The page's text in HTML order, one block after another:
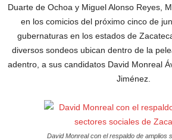
Duarte de Ochoa y Miguel Alonso Reyes,
en los comicios del próximo cinco de
gubernaturas en los estados de
diversos sondeos ubican dentro de la
adentro, a sus candidatos David Monreal
Jiménez.
David Monreal con el respaldo de amplios